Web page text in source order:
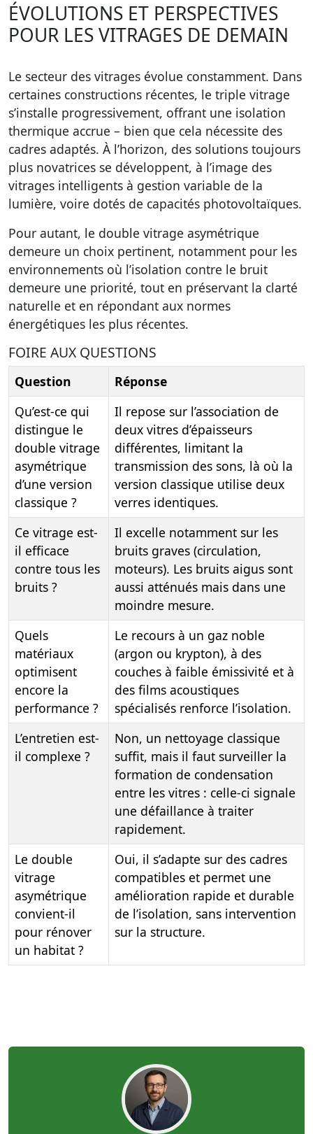
ÉVOLUTIONS ET PERSPECTIVES
POUR LES VITRAGES DE DEMAIN
Le secteur des vitrages évolue constamment. Dans
certaines constructions récentes, le triple vitrage
s’installe progressivement, offrant une isolation
thermique accrue – bien que cela nécessite des
cadres adaptés. À l’horizon, des solutions toujours
plus novatrices se développent, à l’image des
vitrages intelligents à gestion variable de la
lumière, voire dotés de capacités photovoltaïques.
Pour autant, le double vitrage asymétrique
demeure un choix pertinent, notamment pour les
environnements où l’isolation contre le bruit
demeure une priorité, tout en préservant la clarté
naturelle et en répondant aux normes
énergétiques les plus récentes.
FOIRE AUX QUESTIONS
Question
Réponse
Qu’est-ce qui
distingue le
double vitrage
asymétrique
d’une version
classique ?
Il repose sur l’association de
deux vitres d’épaisseurs
différentes, limitant la
transmission des sons, là où la
version classique utilise deux
verres identiques.
Ce vitrage est-
il efficace
contre tous les
bruits ?
Il excelle notamment sur les
bruits graves (circulation,
moteurs). Les bruits aigus sont
aussi atténués mais dans une
moindre mesure.
Quels
matériaux
optimisent
encore la
performance ?
Le recours à un gaz noble
(argon ou krypton), à des
couches à faible émissivité et à
des films acoustiques
spécialisés renforce l’isolation.
L’entretien est-
il complexe ?
Non, un nettoyage classique
suffit, mais il faut surveiller la
formation de condensation
entre les vitres : celle-ci signale
une défaillance à traiter
rapidement.
Le double
vitrage
asymétrique
convient-il
pour rénover
un habitat ?
Oui, il s’adapte sur des cadres
compatibles et permet une
amélioration rapide et durable
de l’isolation, sans intervention
sur la structure.